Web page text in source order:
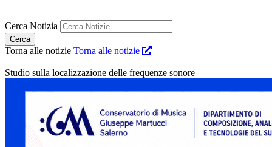
Cerca Notizia
Torna alle notizie Torna alle notizie
Studio sulla localizzazione delle frequenze sonore